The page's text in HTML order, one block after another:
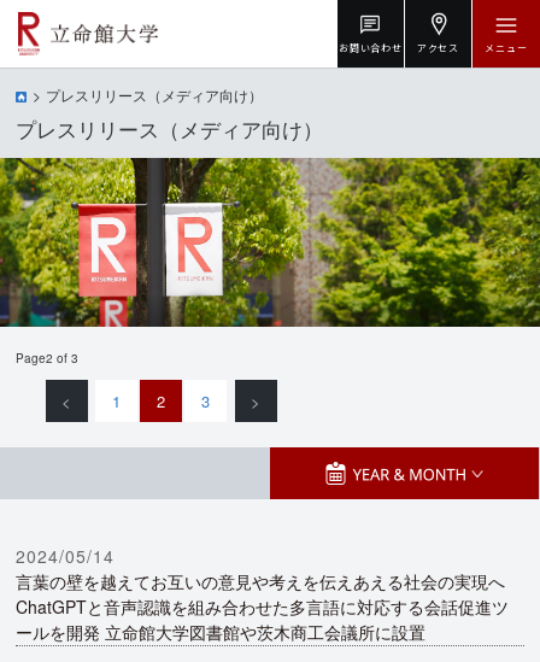
お問い合わせ アクセス メニュー
プレスリリース（メディア向け）
プレスリリース（メディア向け）
Page2 of 3
< 1 2 3 >
2024/05/14
言葉の壁を越えてお互いの意見や考えを伝えあえる社会の実現へ
ChatGPTと音声認識を組み合わせた多言語に対応する会話促進ツ
ールを開発 立命館大学図書館や茨木商工会議所に設置